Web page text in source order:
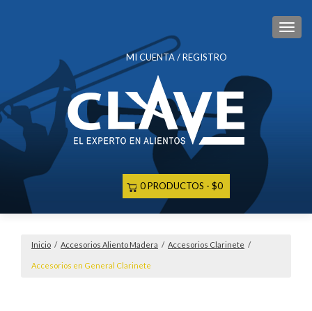
MI CUENTA / REGISTRO
0 PRODUCTOS $0
Inicio / Accesorios Aliento Madera / Accesorios Clarinete /
Accesorios en General Clarinete